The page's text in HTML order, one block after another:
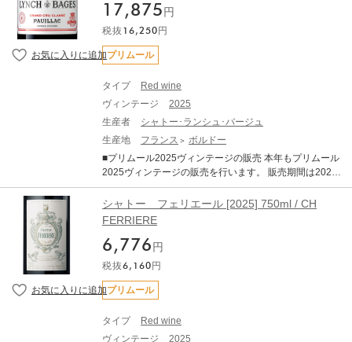
じさせます。 また、白ワインも大変すばらしいヴィンテ
ージです。 完熟ブドウ由来のアロマティックさと、早い
晴らしい仕上がりです 純度、複雑さ、バランスを兼ね備
ィを備えております。 ------------------------- ※写真はイメ
ージとなります。エチケットなど変更となる場合がござ
います。 ※説明の内容はAI翻訳による和訳を掲載してお
ります。 ※クール便にてお届けいたします。 ※ご配送料
はご購入状況に応じてご決済時に加算となります。 ※TE
RRADA WINE STORAGEボトル保管へのお届けも可能で
す。
ル化の傾向から一転し、「クラシックなアルコール度
数」と「完璧なバランス」、「エレガンス」が備わっ
た、長期熟成ポテンシャルの秘めた素晴しいヴィンテー
ジとなりました。 6～8月の平均気温は過去10年平均を大
きく上回る暑く乾燥した夏でしたが、夜間に気温が下が
感やオークの主張といった過剰な要素が極めて少なく 、
濃縮感、フレッシュさ、タンニン、果実味、精緻さが完
璧なバランスで調和しています。 歴史的な低収量でリリ
ースの本数はこの30年の中でも最も少ないレベルに落ち
因とされていますが、生産量が限定的なヴィンテージと
なります。 赤ワインは総じて非常に品質が良く、濃厚で
骨格がありながらもエレガントで、純粋な果実味を備え
ています。 タンニンは総じて量が多く、長期熟成のポテ
ンシャルの高さを強く感じさせます。 また、白ワインも
ロマティックさと、早い収穫によって維持された活き活
きとした酸との対比が素晴らしい仕上がりです 純度、複
素晴らしいアロマとボディを備えております。 -------------
変更となる場合がございます。 ※説明の内容はAI翻訳に
よる和訳を掲載しております。 ※クール便にてお届けい
17,875 円
税抜 16,250 円
プリムール
タイプ
Red wine
ヴィンテージ
2025
生産者
シャトー･ランシュ･バージュ
生産地
フランス
ボルドー
■プリムール2025ヴィンテージの販売 本年もプリムール
2025ヴィンテージの販売を行います。 販売期間は2026
年7月21日17:00～11月30日までとなります。 ■商品につ
いて シャトー ランシュ バージュ [2025] 750ml ×1 ・
WA (Wine Advocate) ・JS （James Suckling） ■ボルド
ー2025年について 2025年ヴィンテージは、近年の高糖
度・高アルコール化の傾向から一転し、「クラシックな
アルコール度数」と「完璧なバランス」、「エレガン
ス」が備わった、長期熟成ポテンシャルの秘めた素晴し
いヴィンテージとなりました。 6～8月の平均気温は過去
10年平均を大きく上回る暑く乾燥した夏でしたが、夜間
として、過熟感やオークの主張といった過剰な要素が極
シャトー フェリエール [2025] 750ml / CH
FERRIERE
6,776 円
税抜6,160 円
プリムール
タイプ
Red wine
ヴィンテージ
2025